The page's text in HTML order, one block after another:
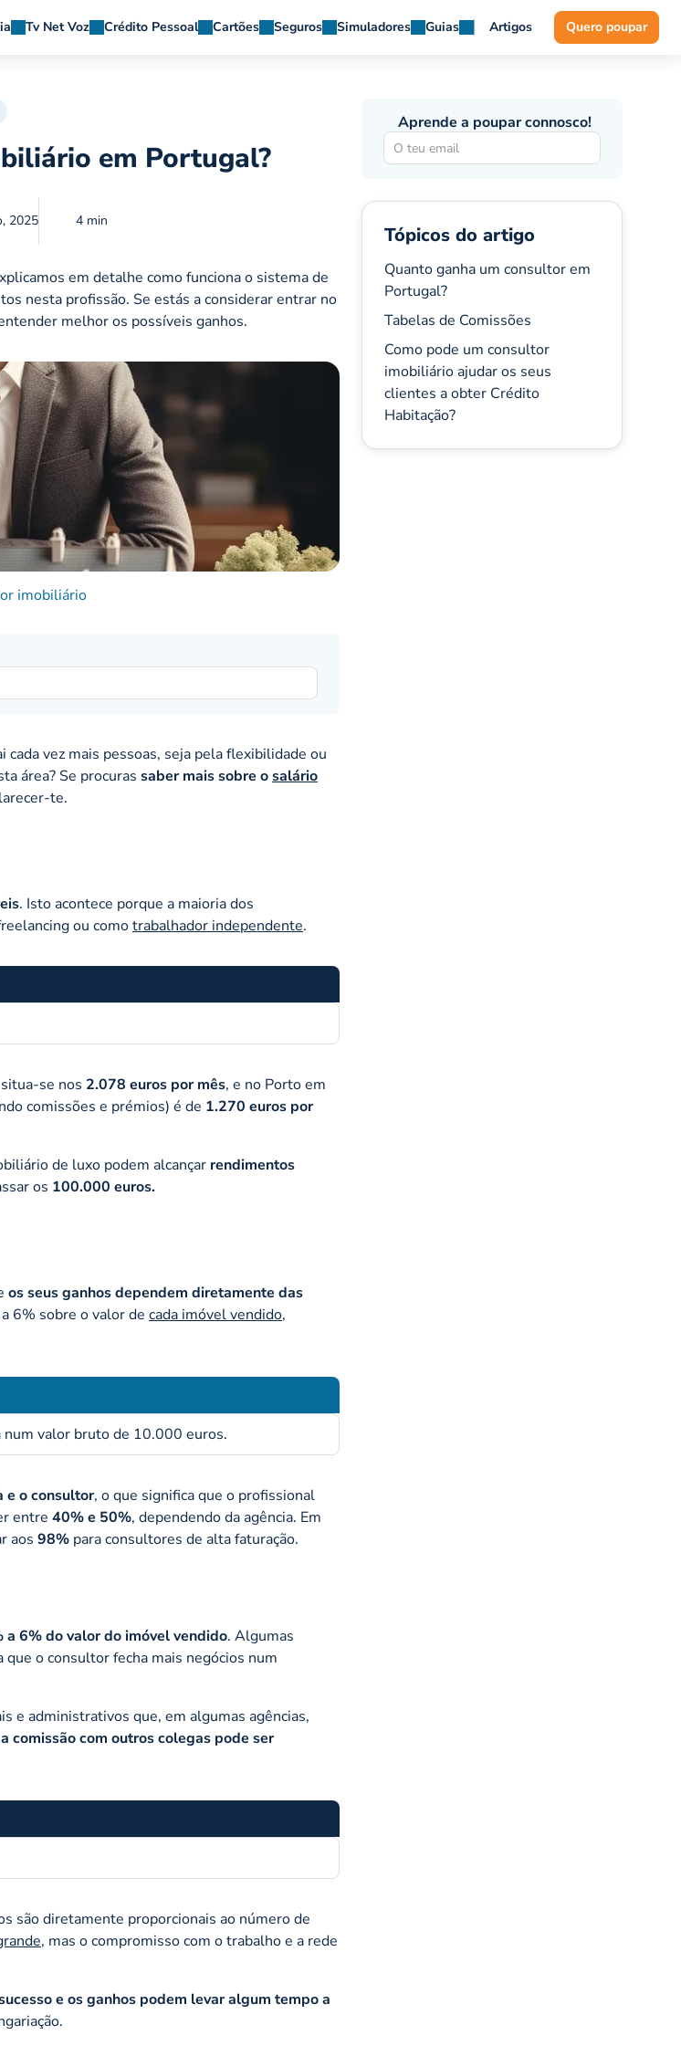
Tv Net Voz Crédito Pessoal Cartões Seguros Simuladores Guias Artigos Quero poupar
em Portugal?
2025 4 min
em detalhe como funciona o sistema de
nesta profissão. Se estás a considerar entrar no
melhor os possíveis ganhos.
imobiliário
vez mais pessoas, seja pela flexibilidade ou
área? Se procuras saber mais sobre osalário
te.
. Isto acontece porque a maioria dos
ou comotrabalhador independente.
se nos 2.078 euros por mês, e no Porto em
comissões e prémios) é de 1.270 euros por
de luxo podem alcançar rendimentos
os 100.000 euros.
os seus ganhos dependem diretamente das
6% sobre o valor de cada imóvel vendido,
valor bruto de 10.000 euros.
e o consultor, o que significa que o profissional
entre 40% e 50%, dependendo da agência. Em
aos 98% para consultores de alta faturação.
6% do valor do imóvel vendido. Algumas
que o consultor fecha mais negócios num
e administrativos que, em algumas agências,
comissão com outros colegas pode ser
são diretamente proporcionais ao número de
, mas o compromisso com o trabalho e a rede
e os ganhos podem levar algum tempo a
Aprende a poupar connosco!
Tópicos do artigo
Quanto ganha um consultor em
Portugal?
Tabelas de Comissões
Como pode um consultor
imobiliário ajudar os seus
clientes a obter Crédito
Habitação?